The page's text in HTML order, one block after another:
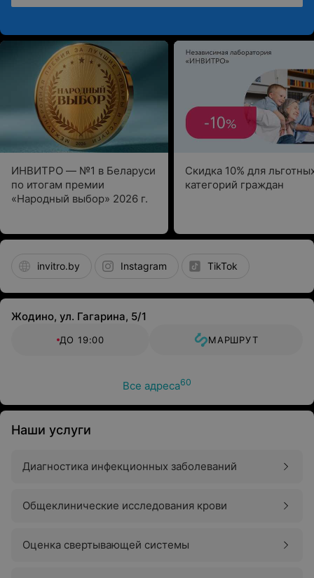
ИНВИТРО — №1 в Беларуси
по итогам премии
«Народный выбор» 2026 г.
Скидка 10% для
категорий граждан
invitro.by Instagram TikTok
Жодино, ул. Гагарина, 5/1
ДО 19:00 МАРШРУТ
Все адреса60
Наши услуги
Диагностика инфекционных заболеваний
Общеклинические исследования крови
Оценка свертывающей системы